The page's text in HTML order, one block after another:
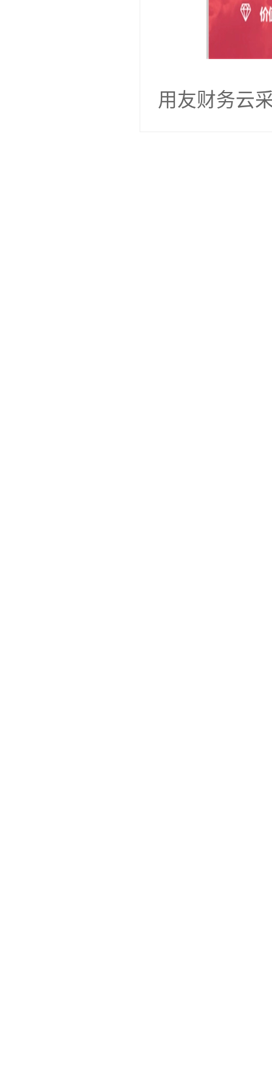
用友财务云